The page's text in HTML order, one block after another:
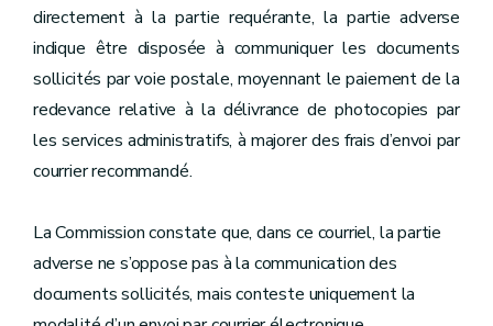
directement à la partie requérante, la partie adverse
indique être disposée à communiquer les documents
sollicités par voie postale, moyennant le paiement de la
redevance relative à la délivrance de photocopies par
les services administratifs, à majorer des frais d’envoi par
courrier recommandé.
La Commission constate que, dans ce courriel, la partie
adverse ne s’oppose pas à la communication des
documents sollicités, mais conteste uniquement la